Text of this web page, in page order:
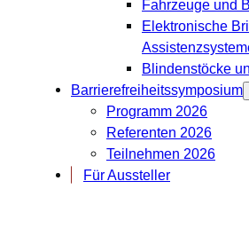
Fahrzeuge und
Elektronische
Blindenstöcke
Barrierefreiheitssymposium
Programm 2026
Referenten 2026
Teilnehmen 2026
Für Aussteller